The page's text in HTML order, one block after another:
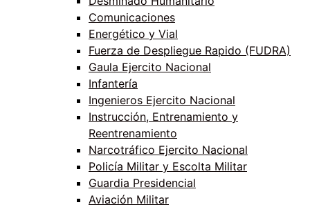
Comunicaciones
Energético y Vial
Fuerza de Despliegue Rapido (FUDRA)
Gaula Ejercito Nacional
Infantería
Ingenieros Ejercito Nacional
Instrucción, Entrenamiento y
Reentrenamiento
Narcotráfico Ejercito Nacional
Policía Militar y Escolta Militar
Guardia Presidencial
Aviación Militar